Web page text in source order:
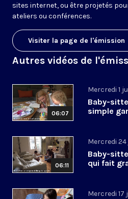
sites internet, ou être projetés
ateliers ou conférences.
Visiter la page de l'émission
Autres vidéos de
06:07
Mercredi 1
Baby-
simple
06:11
Mercredi
Baby-
qui fait
Mercredi 17